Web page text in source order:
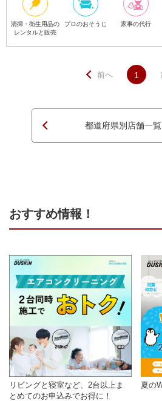
清掃・衛生用品の
レンタルと販売
プロのおそうじ 家事の代行
前へ 1
都道府県別店舗一
おすすめ情報！
リビングと寝室など、2台以上ま
とめてのお申込みでお得に！
夏の